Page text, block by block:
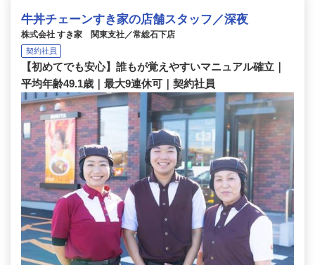
牛丼チェーンすき家の店舗スタッフ／深夜
株式会社 すき家 関東支社／常総石下店
契約社員
【初めてでも安心】誰もが覚えやすいマニュアル確立｜
平均年齢49.1歳｜最大9連休可｜契約社員